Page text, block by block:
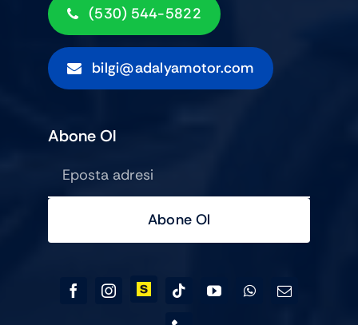
(530) 544-5822
bilgi@adalyamotor.com
Abone Ol
Abone Ol